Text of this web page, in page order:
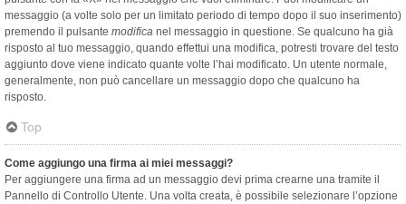
messaggio (a volte solo per un limitato periodo di tempo dopo il suo inserimento)
premendo il pulsante modifica nel messaggio in questione. Se qualcuno ha già
risposto al tuo messaggio, quando effettui una modifica, potresti trovare del testo
aggiunto dove viene indicato quante volte l’hai modificato. Un utente normale,
generalmente, non può cancellare un messaggio dopo che qualcuno ha
risposto.
Top
Come aggiungo una firma ai miei messaggi?
Per aggiungere una firma ad un messaggio devi prima crearne una tramite il
Pannello di Controllo Utente. Una volta creata, è possibile selezionare l’opzione